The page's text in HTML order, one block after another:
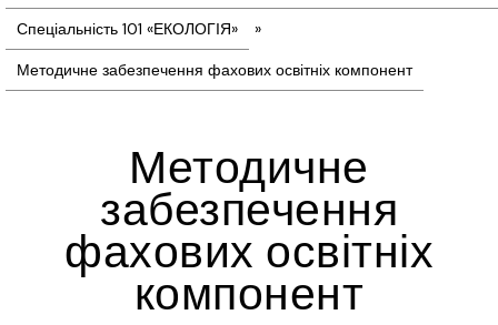
Спеціальність 101 «ЕКОЛОГІЯ» »
Методичне забезпечення фахових освітніх компонент
Методичне
забезпечення
фахових освітніх
компонент